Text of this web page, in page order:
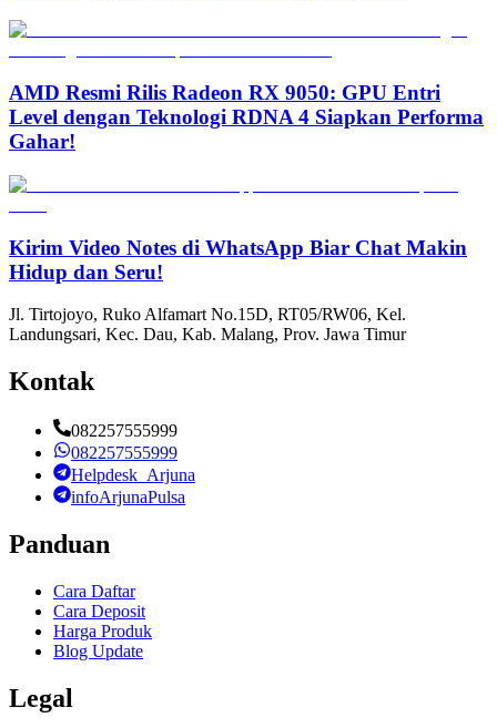
AMD Resmi Rilis Radeon RX 9050: GPU Entri
Level dengan Teknologi RDNA 4 Siapkan Performa
Gahar!
Kirim Video Notes di WhatsApp Biar Chat Makin
Hidup dan Seru!
Jl. Tirtojoyo, Ruko Alfamart No.15D, RT05/RW06, Kel.
Landungsari, Kec. Dau, Kab. Malang, Prov. Jawa Timur
Kontak
082257555999
082257555999
Helpdesk_Arjuna
infoArjunaPulsa
Panduan
Cara Daftar
Cara Deposit
Harga Produk
Blog Update
Legal